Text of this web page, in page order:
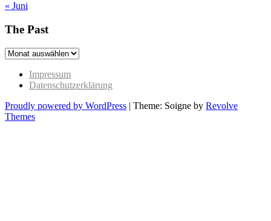
« Juni
The Past
The
Impressum
Datenschutzerklärung
Proudly powered by WordPress | Theme: Soigne by Revolve
Themes